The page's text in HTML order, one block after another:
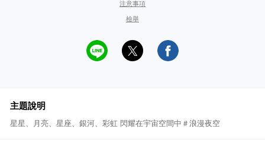
注意事項
檢舉
主題說明
星星、月亮、星座、銀河、彩虹 閃耀在宇宙空間中＃浪漫夜空